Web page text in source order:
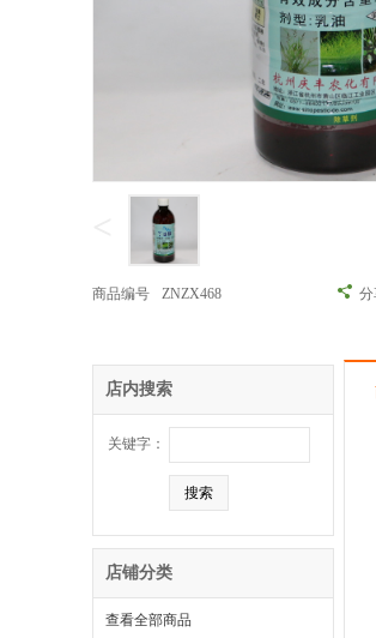
商品编号 ZNZX468
店内搜索
关键字：
店铺分类
查看全部商品